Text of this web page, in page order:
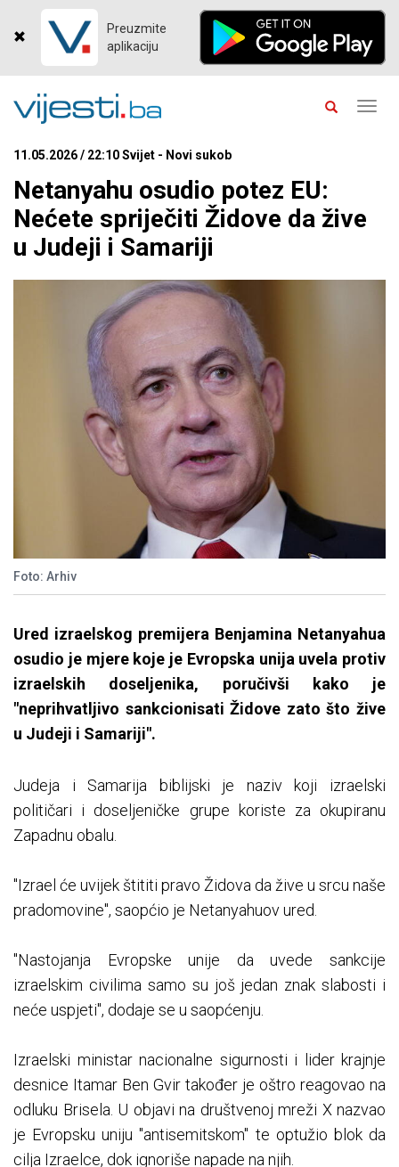
Preuzmite
aplikaciju
11.05.2026 / 22:10 Svijet - Novi sukob
Netanyahu osudio potez EU:
Nećete spriječiti Židove da žive
u Judeji i Samariji
Foto: Arhiv
Ured izraelskog premijera Benjamina Netanyahua
osudio je mjere koje je Evropska unija uvela protiv
izraelskih doseljenika, poručivši kako je
"neprihvatljivo sankcionisati Židove zato što žive
u Judeji i Samariji".
Judeja i Samarija biblijski je naziv koji izraelski
političari i doseljeničke grupe koriste za okupiranu
Zapadnu obalu.
"Izrael će uvijek štititi pravo Židova da žive u srcu naše
pradomovine", saopćio je Netanyahuov ured.
"Nastojanja Evropske unije da uvede sankcije
izraelskim civilima samo su još jedan znak slabosti i
neće uspjeti", dodaje se u saopćenju.
Izraelski ministar nacionalne sigurnosti i lider krajnje
desnice Itamar Ben Gvir također je oštro reagovao na
odluku Brisela. U objavi na društvenoj mreži X nazvao
je Evropsku uniju "antisemitskom" te optužio blok da
cilja Izraelce, dok ignoriše napade na njih.